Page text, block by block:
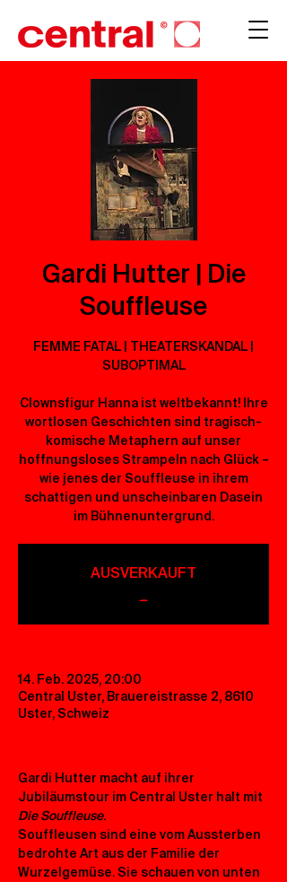
Gardi Hutter | Die
Souffleuse
FEMME FATAL | THEATERSKANDAL |
SUBOPTIMAL
Clownsfigur Hanna ist weltbekannt! Ihre
wortlosen Geschichten sind tragisch-
komische Metaphern auf unser
hoffnungsloses Strampeln nach Glück –
wie jenes der Souffleuse in ihrem
schattigen und unscheinbaren Dasein
im Bühnenuntergrund.
AUSVERKAUFT
14. Feb. 2025, 20:00
Central Uster, Brauereistrasse 2, 8610
Uster, Schweiz
Gardi Hutter macht auf ihrer
Jubiläumstour im Central Uster halt mit
Die Souffleuse.
Souffleusen sind eine vom Aussterben
bedrohte Art aus der Familie der
Wurzelgemüse. Sie schauen von unten